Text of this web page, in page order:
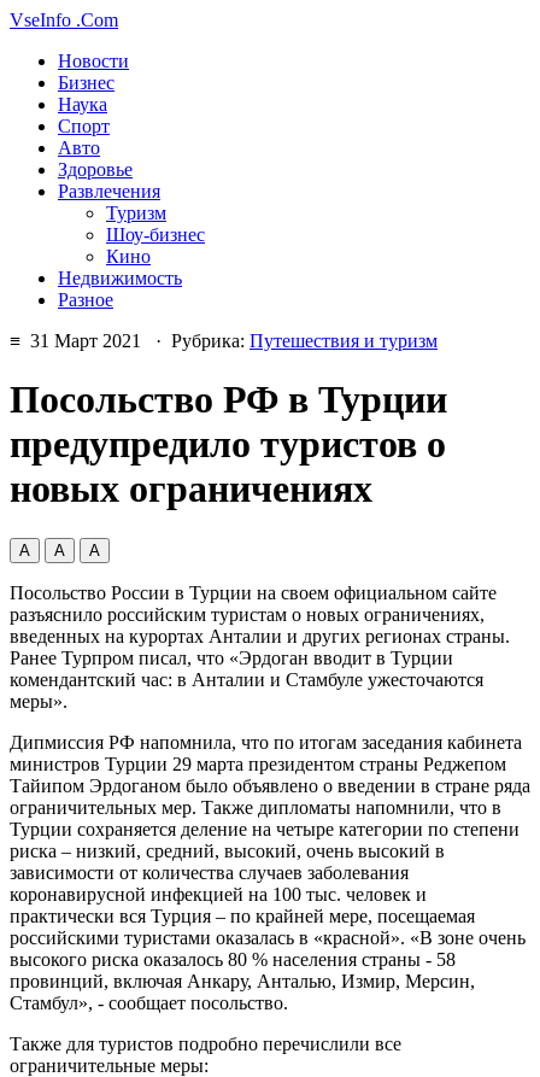
VseInfo .Com
Новости
Бизнес
Наука
Спорт
Авто
Здоровье
Развлечения
Туризм
Шоу-бизнес
Кино
Недвижимость
Разное
≡ 31 Март 2021 · Рубрика: Путешествия и туризм
Посольство РФ в Турции
предупредило туристов о
новых ограничениях
А А А
Посольство России в Турции на своем официальном сайте
разъяснило российским туристам о новых ограничениях,
введенных на курортах Анталии и других регионах страны.
Ранее Турпром писал, что «Эрдоган вводит в Турции
комендантский час: в Анталии и Стамбуле ужесточаются
меры».
Дипмиссия РФ напомнила, что по итогам заседания кабинета
министров Турции 29 марта президентом страны Реджепом
Тайипом Эрдоганом было объявлено о введении в стране ряда
ограничительных мер. Также дипломаты напомнили, что в
Турции сохраняется деление на четыре категории по степени
риска – низкий, средний, высокий, очень высокий в
зависимости от количества случаев заболевания
коронавирусной инфекцией на 100 тыс. человек и
практически вся Турция – по крайней мере, посещаемая
российскими туристами оказалась в «красной». «В зоне очень
высокого риска оказалось 80 % населения страны - 58
провинций, включая Анкару, Анталью, Измир, Мерсин,
Стамбул», - сообщает посольство.
Также для туристов подробно перечислили все
ограничительные меры: